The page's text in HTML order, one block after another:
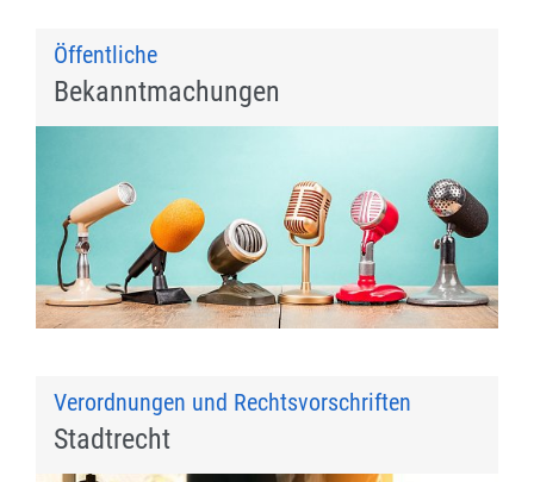
Öffentliche
Bekanntmachungen
Verordnungen und Rechtsvorschriften
Stadtrecht